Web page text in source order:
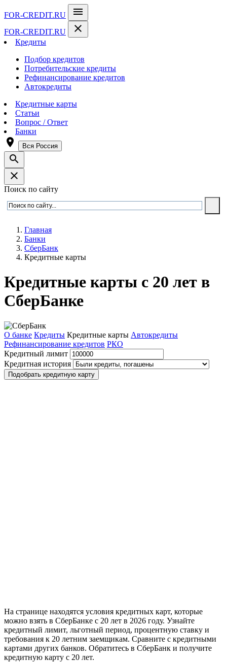
FOR-CREDIT.RU menu
FOR-CREDIT.RU close
Кредиты
Подбор кредитов
Потребительские кредиты
Рефинансирование кредитов
Автокредиты
Кредитные карты
Статьи
Вопрос / Ответ
Банки
room Вся Россия
search
close
Поиск по сайту
Главная
Банки
СберБанк
Кредитные карты
Кредитные карты с 20 лет в
СберБанке
О банке Кредиты Кредитные карты Автокредиты
Рефинансирование кредитов РКО
Кредитный лимит
Кредитная история
Подобрать кредитную карту
На странице находятся условия кредитных карт, которые
можно взять в СберБанке с 20 лет в 2026 году. Узнайте
кредитный лимит, льготный период, процентную ставку и
требования к 20 летним заемщикам. Сравните с кредитными
картами других банков. Обратитесь в СберБанк и получите
кредитную карту с 20 лет.